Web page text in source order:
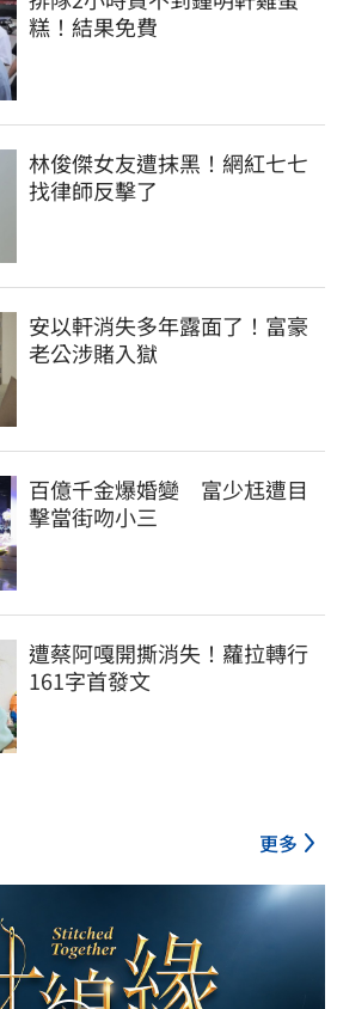
糕！結果免費
林俊傑女友遭抹黑！網紅七七
找律師反擊了
安以軒消失多年露面了！富豪
老公涉賭入獄
百億千金爆婚變　富少尪遭目
擊當街吻小三
遭蔡阿嘎開撕消失！蘿拉轉行
161字首發文
更多